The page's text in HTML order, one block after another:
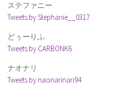
ステファニー
Tweets by Stephanie__0317
どぅーりふ
Tweets by CARBONK6
ナオナリ
Tweets by naonarinari94